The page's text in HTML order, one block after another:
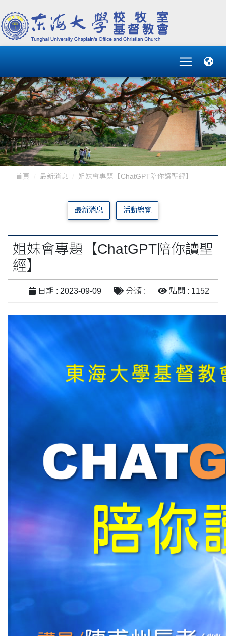
首頁 最新消息 姐妹會專題【ChatGPT陪你讀聖經】
最新消息 活動總覽
姐妹會專題【ChatGPT陪你讀聖
經】
日期 : 2023-09-09 分類 : 點閱 : 1152